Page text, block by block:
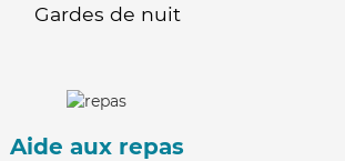
Gardes de nuit
Aide aux repas